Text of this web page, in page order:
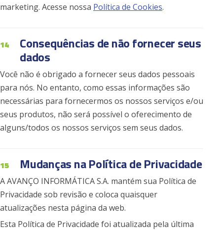
marketing. Acesse nossa Política de Cookies.
14 Consequências de não fornecer seus
dados
Você não é obrigado a fornecer seus dados pessoais
para nós. No entanto, como essas informações são
necessárias para fornecermos os nossos serviços e/ou
seus produtos, não será possível o oferecimento de
alguns/todos os nossos serviços sem seus dados.
15 Mudanças na Política de Privacidade
A AVANÇO INFORMÁTICA S.A. mantém sua Política de
Privacidade sob revisão e coloca quaisquer
atualizações nesta página da web.
Esta Política de Privacidade foi atualizada pela última